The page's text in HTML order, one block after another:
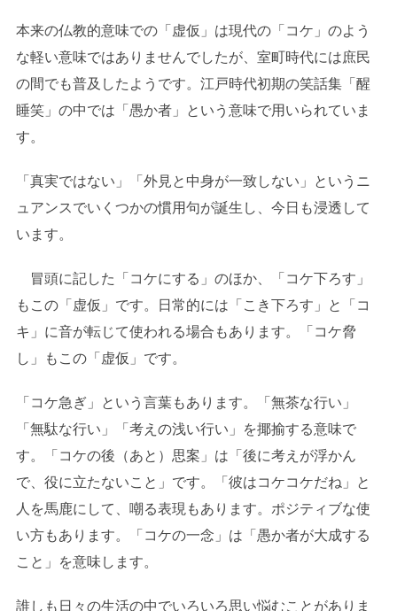
本来の仏教的意味での「虚仮」は現代の「コケ」のよう
な軽い意味ではありませんでしたが、室町時代には庶民
の間でも普及したようです。江戸時代初期の笑話集「醒
睡笑」の中では「愚か者」という意味で用いられていま
す。
「真実ではない」「外見と中身が一致しない」というニ
ュアンスでいくつかの慣用句が誕生し、今日も浸透して
います。
冒頭に記した「コケにする」のほか、「コケ下ろす」
もこの「虚仮」です。日常的には「こき下ろす」と「コ
キ」に音が転じて使われる場合もあります。「コケ脅
し」もこの「虚仮」です。
「コケ急ぎ」という言葉もあります。「無茶な行い」
「無駄な行い」「考えの浅い行い」を揶揄する意味で
す。「コケの後（あと）思案」は「後に考えが浮かん
で、役に立たないこと」です。「彼はコケコケだね」と
人を馬鹿にして、嘲る表現もあります。ポジティブな使
い方もあります。「コケの一念」は「愚か者が大成する
こと」を意味します。
誰しも日々の生活の中でいろいろ思い悩むことがありま